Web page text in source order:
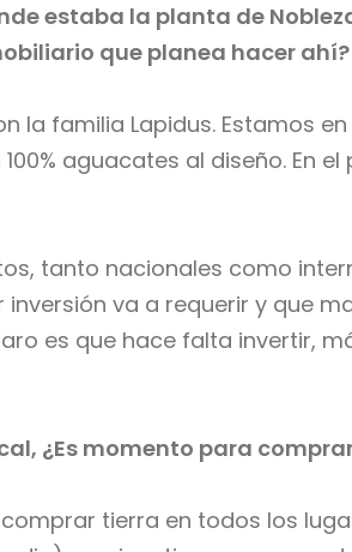
estaba la planta de
que planea hacer ahí?
la familia Lapidus. Estamos
aguacates al diseño. En
tanto nacionales como
va a requerir y que
es que hace falta invertir,
¿Es momento para
tierra en todos los